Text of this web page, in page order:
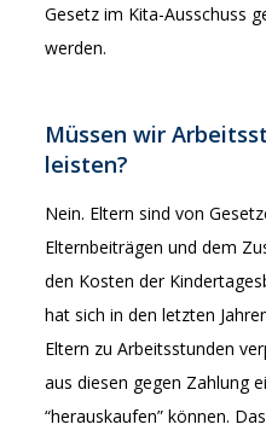
Gesetz im Kita-Ausschuss
werden.
Müssen wir
leisten?
Nein. Eltern sind von
Elternbeiträgen und dem
den Kosten der
hat sich in den letzten
Eltern zu Arbeitsstunden
aus diesen gegen Zahlung
“herauskaufen” können.